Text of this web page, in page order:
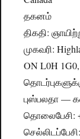
தகனம்
திகதி:
முகவரி:
ON L0H 1G0,
புஸ்பலதா —
தொலைபேசி: